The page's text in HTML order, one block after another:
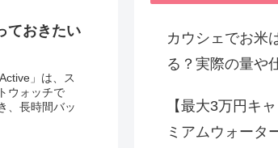
ておきたい
」は、ス
ウォッチで
、長時間バッ
カウシェでお米
る？実際の量や
【最大3万円キ
ミアムウォータ